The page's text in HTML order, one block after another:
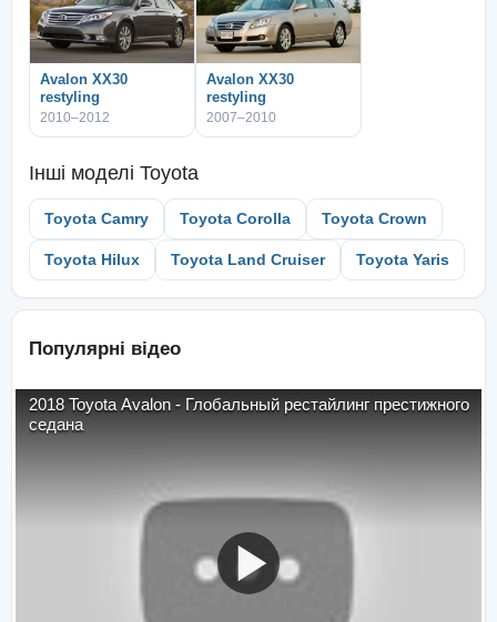
Avalon XX30
restyling
2010–2012
Avalon XX30
restyling
2007–2010
Інші моделі Toyota
Toyota Camry Toyota Corolla Toyota Crown
Toyota Hilux Toyota Land Cruiser Toyota Yaris
Популярні відео
2018 Toyota Avalon - Глобальный рестайлинг престижного
седана